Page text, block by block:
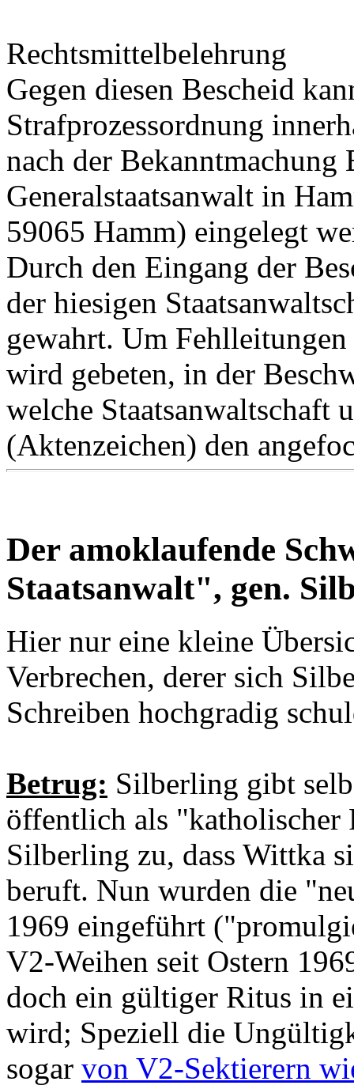
Rechtsmittelbelehrung
Gegen diesen Bescheid
Strafprozessordnung
nach der Bekanntmachung
Generalstaatsanwalt in
59065 Hamm) eingelegt
Durch den Eingang der
der hiesigen
gewahrt. Um
wird gebeten, in der
welche Staatsanwaltschaft
(Aktenzeichen) den
Der amoklaufende
Staatsanwalt", gen.
Hier nur eine kleine
Verbrechen, derer sich
Schreiben hochgradig
Betrug: Silberling gibt
öffentlich als "katholischer
Silberling zu, dass Wittka
beruft. Nun wurden die
1969 eingeführt
V2-Weihen seit Ostern
doch ein gültiger Ritus in
wird; Speziell die
sogar von V2-Sektierern